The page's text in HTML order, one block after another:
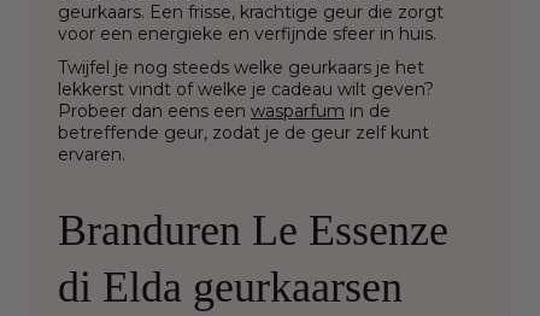
geurkaars. Een frisse, krachtige geur die zorgt
voor een energieke en verfijnde sfeer in huis.
Twijfel je nog steeds welke geurkaars je het
lekkerst vindt of welke je cadeau wilt geven?
Probeer dan eens een wasparfum in de
betreffende geur, zodat je de geur zelf kunt
ervaren.
Branduren Le Essenze
di Elda geurkaarsen